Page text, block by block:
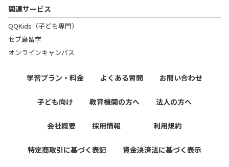
関連サービス
QQKids（子ども専門）
セブ島留学
オンラインキャンパス
学習プラン・料金 よくある質問 お問い合わせ
子ども向け 教育機関の方へ 法人の方へ
会社概要 採用情報 利用規約
特定商取引に基づく表記 資金決済法に基づく表示